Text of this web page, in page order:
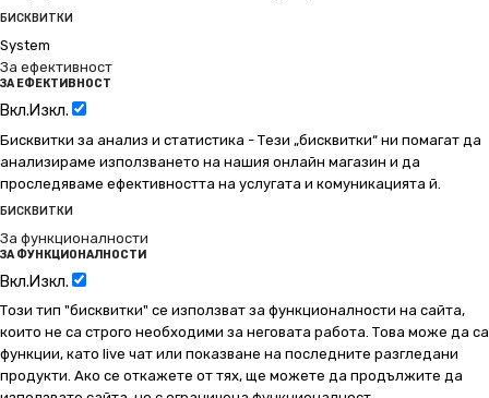
БИСКВИТКИ
System
За ефективност
ЗА ЕФЕКТИВНОСТ
Вкл.Изкл.
Бисквитки за анализ и статистика - Тези „бисквитки“ ни помагат да
анализираме използването на нашия онлайн магазин и да
проследяваме ефективността на услугата и комуникацията й.
БИСКВИТКИ
За функционалности
ЗА ФУНКЦИОНАЛНОСТИ
Вкл.Изкл.
Този тип "бисквитки" се използват за функционалности на сайта,
които не са строго необходими за неговата работа. Това може да са
функции, като live чат или показване на последните разгледани
продукти. Ако се откажете от тях, ще можете да продължите да